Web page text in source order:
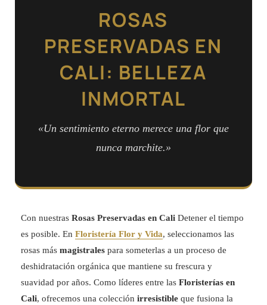
ROSAS
PRESERVADAS EN
CALI: BELLEZA
INMORTAL
«Un sentimiento eterno merece una flor que
nunca marchite.»
Con nuestras Rosas Preservadas en Cali Detener el tiempo
es posible. En Floristería Flor y Vida, seleccionamos las
rosas más magistrales para someterlas a un proceso de
deshidratación orgánica que mantiene su frescura y
suavidad por años. Como líderes entre las Floristerías en
Cali, ofrecemos una colección irresistible que fusiona la